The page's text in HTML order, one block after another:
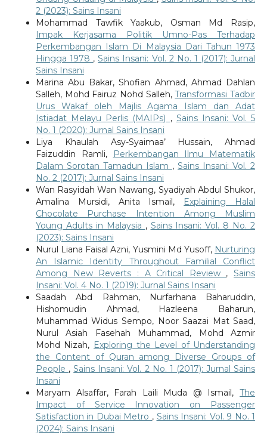
2 (2023): Sains Insani
Mohammad Tawfik Yaakub, Osman Md Rasip,
Impak Kerjasama Politik Umno-Pas Terhadap
Perkembangan Islam Di Malaysia Dari Tahun 1973
Hingga 1978 ,Sains Insani: Vol. 2 No. 1 (2017): Jurnal
Sains Insani
Marina Abu Bakar, Shofian Ahmad, Ahmad Dahlan
Salleh, Mohd Fairuz Nohd Salleh,Transformasi Tadbir
Urus Wakaf oleh Majlis Agama Islam dan Adat
Istiadat Melayu Perlis (MAIPs) , Sains Insani: Vol. 5
No. 1 (2020): Jurnal Sains Insani
Liya Khaulah Asy-Syaimaa’ Hussain, Ahmad
Faizuddin Ramli,
Perkembangan Ilmu Matematik
Dalam Sorotan Tamadun Islam ,Sains Insani: Vol. 2
No. 2 (2017): Jurnal Sains Insani
Wan Rasyidah Wan Nawang, Syadiyah Abdul Shukor,
Amalina Mursidi, Anita Ismail, Explaining Halal
Chocolate Purchase Intention Among Muslim
Young Adults in Malaysia , Sains Insani: Vol. 8 No. 2
(2023): Sains Insani
Nurul Liana Faisal Azni, Yusmini Md Yusoff, Nurturing
An Islamic Identity Throughout Familial Conflict
Among New Reverts : A Critical Review ,Sains
Insani: Vol. 4 No. 1 (2019): Jurnal Sains Insani
Saadah Abd Rahman, Nurfarhana Baharuddin,
Hishomudin Ahmad, Hazleena Baharun,
Muhammad Widus Sempo, Noor Saazai Mat Saad,
Nurul Asiah Fasehah Muhammad, Mohd Azmir
Mohd Nizah, Exploring the Level of Understanding
the Content of Quran among Diverse Groups of
People ,Sains Insani: Vol. 2 No. 1 (2017): Jurnal Sains
Insani
Maryam Alsaffar, Farah Laili Muda @ Ismail,The
Impact of Service Innovation on Passenger
Satisfaction in Dubai Metro , Sains Insani: Vol. 9 No. 1
(2024): Sains Insani